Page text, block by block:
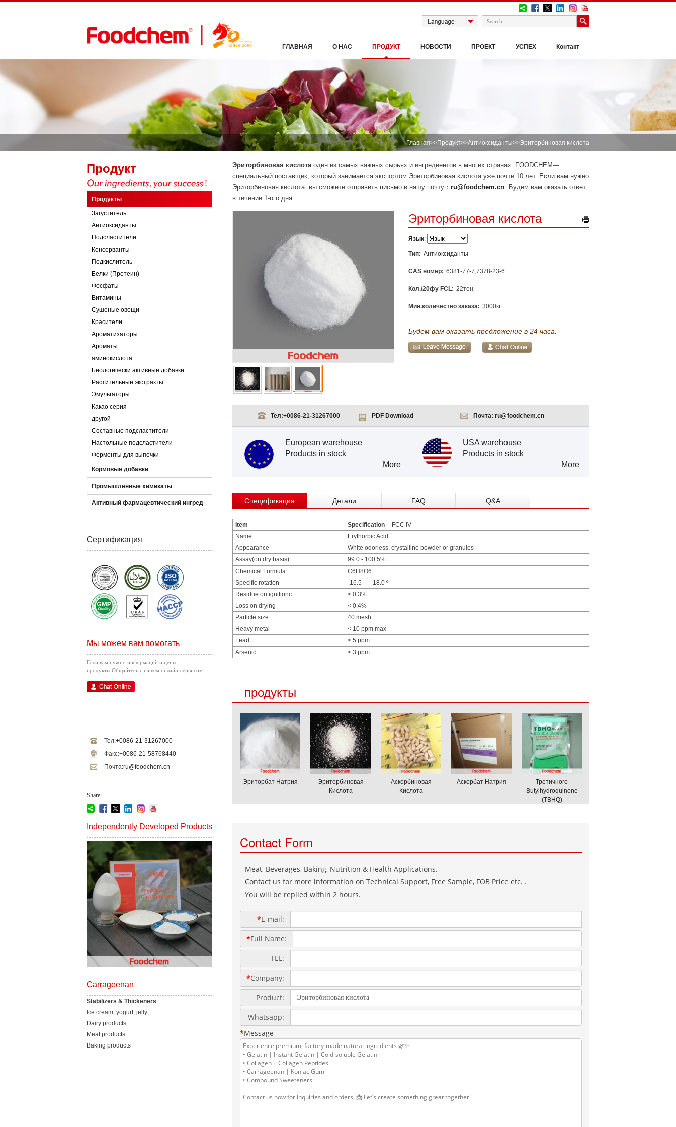
ГЛАВНАЯ О НАС ПРОДУКТ НОВОСТИ ПРОЕКТ УСПЕХ Контакт
Главная>>Продукт>>Антиоксиданты>>Эриторбиновая кислота
Продукт
Продукты
Загуститель
Антиоксиданты
Подсластители
Консерванты
Подкислитель
Белки (Протеин)
Фосфаты
Витамины
Сушеные овощи
Красители
Ароматизаторы
Ароматы
аминокислота
Биологически активные добавки
Растительные экстракты
Эмульгаторы
Какао серия
другой
Составные подсластители
Настольные подсластители
Ферменты для выпечки
Кормовые добавки
Промышленные химикаты
Активный фармацевтический ингред
Сертификация
Мы можем вам помогать
Если вам нужно информаций и цены
продукты,Общайтесь с нашем онлайн-сервисом:
Тел:+0086-21-31267000
Факс:+0086-21-58768440
Почта:ru@foodchem.cn
Share:
Independently Developed Products
Carrageenan
Stabilizers & Thickeners
Ice cream, yogurt, jelly;
Dairy products
Meat products
Baking products
Эриторбиновая кислотаодин из самых важных сырьях и ингредиентов в многих странах. FOODCHEM—
специальный поставщик, который занимается экспортом Эриторбиновая кислота уже почти 10 лет. Если вам нужно
Эриторбиновая кислота. вы сможете отправить письмо в нашу почту： ru@foodchem.cn. Будем вам оказать ответ
в течение 1-ого дня.
Эриторбиновая кислота
Язык:
Тип: Антиоксиданты
CAS номер: 6381-77-7;7378-23-6
Кол./20фу FCL: 22тон
Мин.количество заказа: 3000кг
Будем вам оказать предложение в 24 часа.
Тел:+0086-21-31267000 PDF Download Почта: ru@foodchem.cn
European warehouse
Products in stock
More
USA warehouse
Products in stock
More
Спецификация Детали FAQ Q&A
Item Specification -- FCC IV
Name
Erythorbic Acid
Appearance
White odorless, crystalline powder or granules
Assay(on dry basis)
99.0 - 100.5%
Chemical Formula
C6H8O6
Specific rotation
-16.5 --- -18.0 º
Residue on ignitionc
< 0.3%
Loss on drying
< 0.4%
Particle size
40 mesh
Heavy metal
< 10 ppm max
Lead
< 5 ppm
Arsenic
< 3 ppm
продукты
Эриторбат Натрия
Эриторбиновая
Кислота
Аскорбиновая
Кислота
Аскорбат Натрия
Третичного
Butylhydroquinone
(TBHQ)